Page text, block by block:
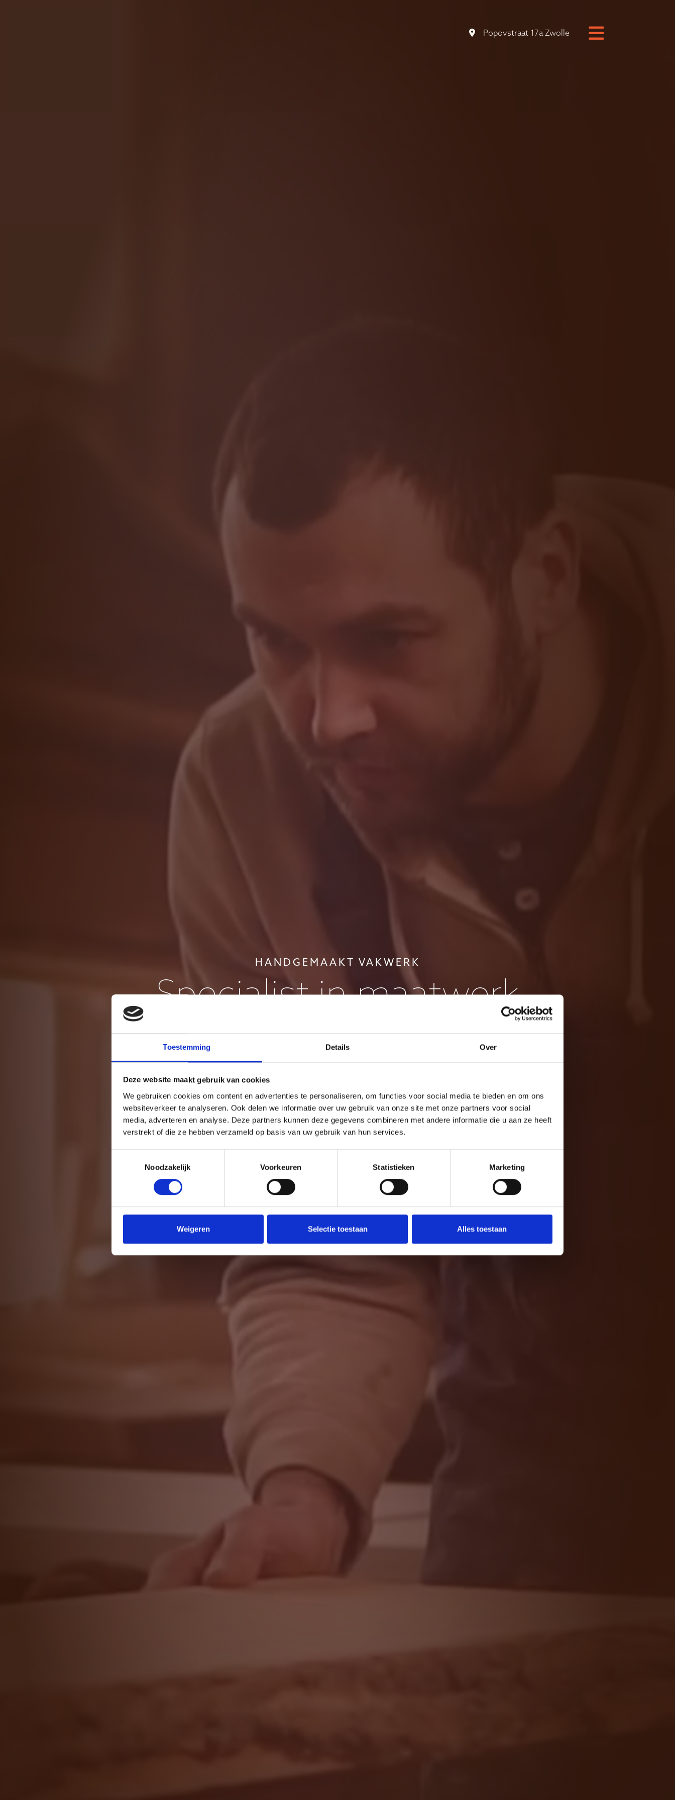
Toestemming Details Over
Deze website maakt gebruik van cookies
We gebruiken cookies om content en advertenties te personaliseren, om functies voor social media te bieden en om ons
websiteverkeer te analyseren. Ook delen we informatie over uw gebruik van onze site met onze partners voor social
media, adverteren en analyse. Deze partners kunnen deze gegevens combineren met andere informatie die u aan ze heeft
verstrekt of die ze hebben verzameld op basis van uw gebruik van hun services.
Noodzakelijk
Voorkeuren Statistieken Marketing
Weigeren Selectie toestaan Alles toestaan
Popovstraat 17a Zwolle
HANDGEMAAKT VAKWERK
Specialist in maatwerk
saunabouw in
Hoonhorst
Bekijk onze sauna's